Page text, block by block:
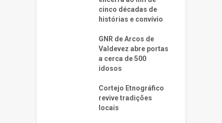
cinco décadas de
histórias e convívio
GNR de Arcos de
Valdevez abre portas
a cerca de 500
idosos
Cortejo Etnográfico
revive tradições
locais